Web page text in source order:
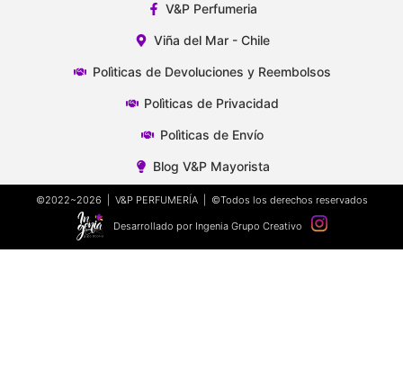
V&P Perfumeria
Viña del Mar - Chile
Polìticas de Devoluciones y Reembolsos
Polìticas de Privacidad
Polìticas de Envío
Blog V&P Mayorista
©2022~2026 | V&P PERFUMERÍA | ©Todos los derechos reservados
Desarrollado por Ingenia Grupo Creativo